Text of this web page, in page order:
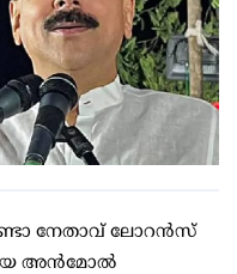
നേതാവ് ലോറന്‍സ്
അന്‍മോല്‍